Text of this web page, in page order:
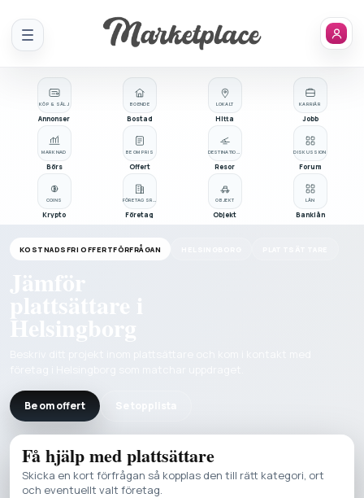
Meny
KÖP & SÄLJ
Annonser
BOENDE
Bostad
OBJEKT
Objekt
BE OM PRIS
Offert
Företag
LÅN
Banklån
MARKNAD
Börs
LOKALT
Hitta
KARRIÄR
Jobb
Resor
COINS
Krypto
DISKUSSION
Forum
KOSTNADSFRI OFFERTFÖRFRÅGAN
Jämför
Be om offert
Få hjälp medplattsättare
Skicka en kort förfrågan så kopplas den till rätt kategori, ort
och eventuellt valt företag.